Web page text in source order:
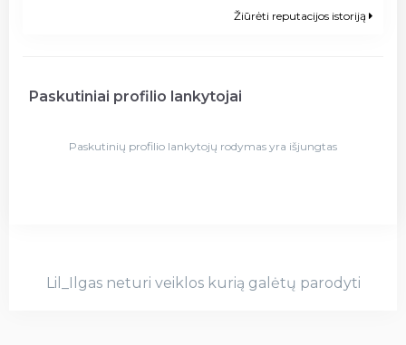
Žiūrėti reputacijos istoriją
Paskutiniai profilio lankytojai
Paskutinių profilio lankytojų rodymas yra išjungtas
Lil_Ilgas neturi veiklos kurią galėtų parodyti